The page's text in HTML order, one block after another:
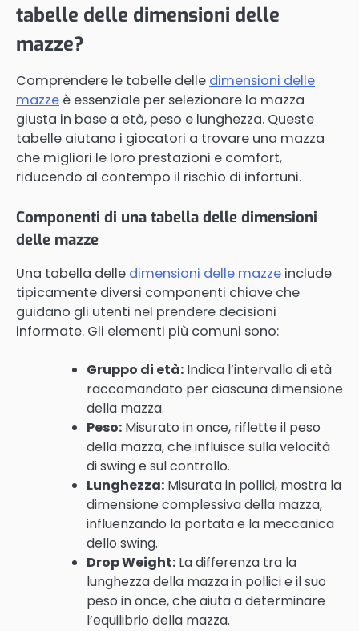
tabelle delle dimensioni delle
mazze?
Comprendere le tabelle delle dimensioni delle
mazze è essenziale per selezionare la mazza
giusta in base a età, peso e lunghezza. Queste
tabelle aiutano i giocatori a trovare una mazza
che migliori le loro prestazioni e comfort,
riducendo al contempo il rischio di infortuni.
Componenti di una tabella delle dimensioni
delle mazze
Una tabella delle dimensioni delle mazze include
tipicamente diversi componenti chiave che
guidano gli utenti nel prendere decisioni
informate. Gli elementi più comuni sono:
Gruppo di età: Indica l’intervallo di età
raccomandato per ciascuna dimensione
della mazza.
Peso: Misurato in once, riflette il peso
della mazza, che influisce sulla velocità
di swing e sul controllo.
Lunghezza: Misurata in pollici, mostra la
dimensione complessiva della mazza,
influenzando la portata e la meccanica
dello swing.
Drop Weight: La differenza tra la
lunghezza della mazza in pollici e il suo
peso in once, che aiuta a determinare
l’equilibrio della mazza.